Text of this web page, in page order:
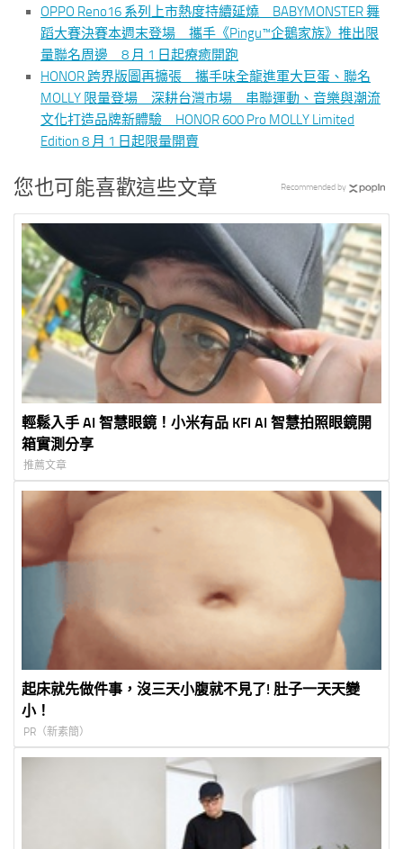
OPPO Reno16 系列上市熱度持續延燒 BABYMONSTER 舞
蹈大賽決賽本週末登場 攜手《Pingu™企鵝家族》推出限
量聯名周邊 8 月 1 日起療癒開跑
HONOR 跨界版圖再擴張 攜手味全龍進軍大巨蛋、聯名
MOLLY 限量登場 深耕台灣市場 串聯運動、音樂與潮流
文化打造品牌新體驗 HONOR 600 Pro MOLLY Limited
Edition 8 月 1 日起限量開賣
您也可能喜歡這些文章
輕鬆入手 AI 智慧眼鏡！小米有品 KFI AI 智慧拍照眼鏡開
箱實測分享
推薦文章
起床就先做件事，沒三天小腹就不見了! 肚子一天天變
小！
PR（新素簡）
Recommended by